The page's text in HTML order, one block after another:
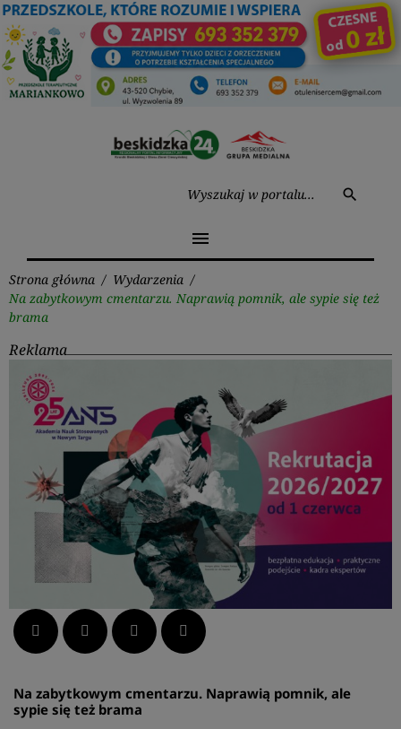
Przejdź
do
treści
search
menu
Strona główna / Wydarzenia /
Na zabytkowym cmentarzu. Naprawią pomnik, ale sypie się też
brama
Reklama
Facebook Twitter LinkedIn Pinterest
Na zabytkowym cmentarzu. Naprawią pomnik, ale
sypie się też brama